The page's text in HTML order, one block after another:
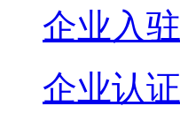
企业入驻
企业认证